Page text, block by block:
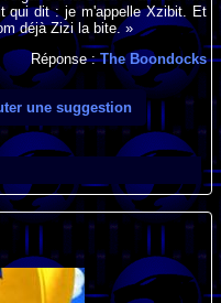
qui dit : je m'appelle Xzibit. Et
déjà Zizi la bite. »
Réponse :The Boondocks
une suggestion